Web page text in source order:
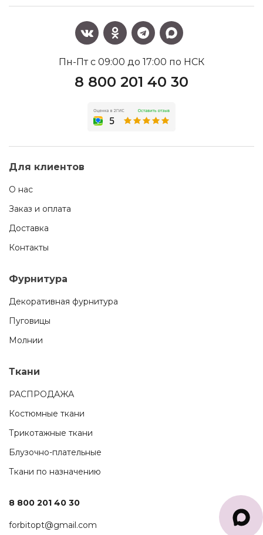
Пн-Пт с 09:00 до 17:00 по НСК
8 800 201 40 30
Для клиентов
О нас
Заказ и оплата
Доставка
Контакты
Фурнитура
Декоративная фурнитура
Пуговицы
Молнии
Ткани
РАСПРОДАЖА
Костюмные ткани
Трикотажные ткани
Блузочно-плательные
Ткани по назначению
8 800 201 40 30
forbitopt@gmail.com